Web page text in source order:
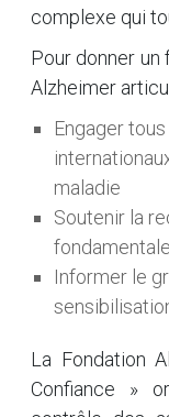
complexe qui
Pour donner un
Alzheimer
Engager
maladie
Soutenir la
Informer le
La Fondation
Confiance »